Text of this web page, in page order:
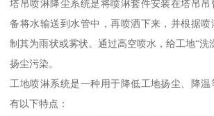
塔吊喷淋降尘系统是将喷淋套件安装在塔吊
备将水输送到水管中，再喷洒下来，并根据
制其为雨状或雾状。通过高空喷水，给工地“洗
扬尘污染。
工地喷淋系统是一种用于降低工地扬尘、降
有以下特点：